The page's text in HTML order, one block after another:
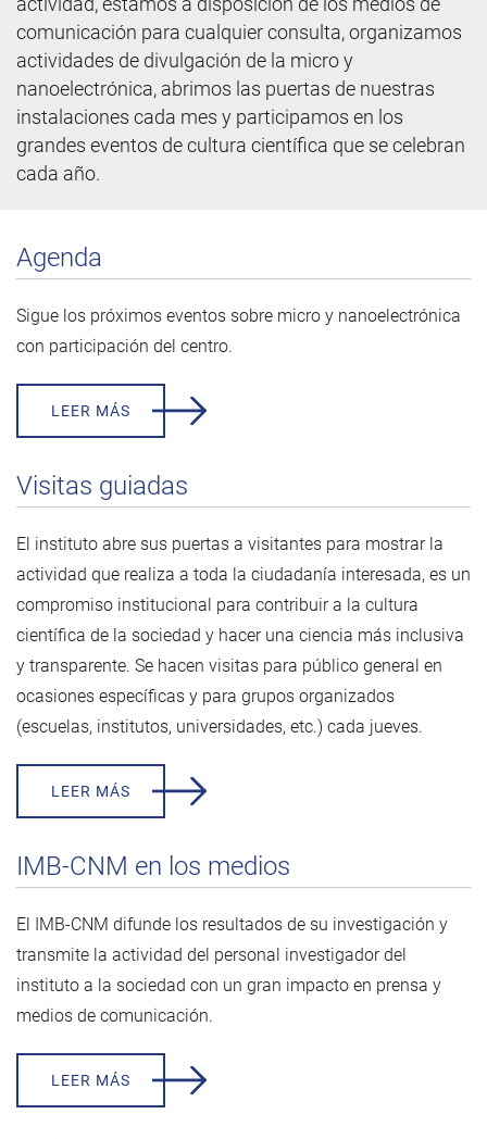
comunicación para cualquier consulta, organizamos
actividades de divulgación de la micro y
nanoelectrónica, abrimos las puertas de nuestras
instalaciones cada mes y participamos en los
grandes eventos de cultura científica que se celebran
cada año.
Agenda
Sigue los próximos eventos sobre micro y nanoelectrónica
con participación del centro.
LEER MÁS
Visitas guiadas
El instituto abre sus puertas a visitantes para mostrar la
actividad que realiza a toda la ciudadanía interesada, es un
compromiso institucional para contribuir a la cultura
científica de la sociedad y hacer una ciencia más inclusiva
y transparente. Se hacen visitas para público general en
ocasiones específicas y para grupos organizados
(escuelas, institutos, universidades, etc.) cada jueves.
LEER MÁS
IMB-CNM en los medios
El IMB-CNM difunde los resultados de su investigación y
transmite la actividad del personal investigador del
instituto a la sociedad con un gran impacto en prensa y
medios de comunicación.
LEER MÁS